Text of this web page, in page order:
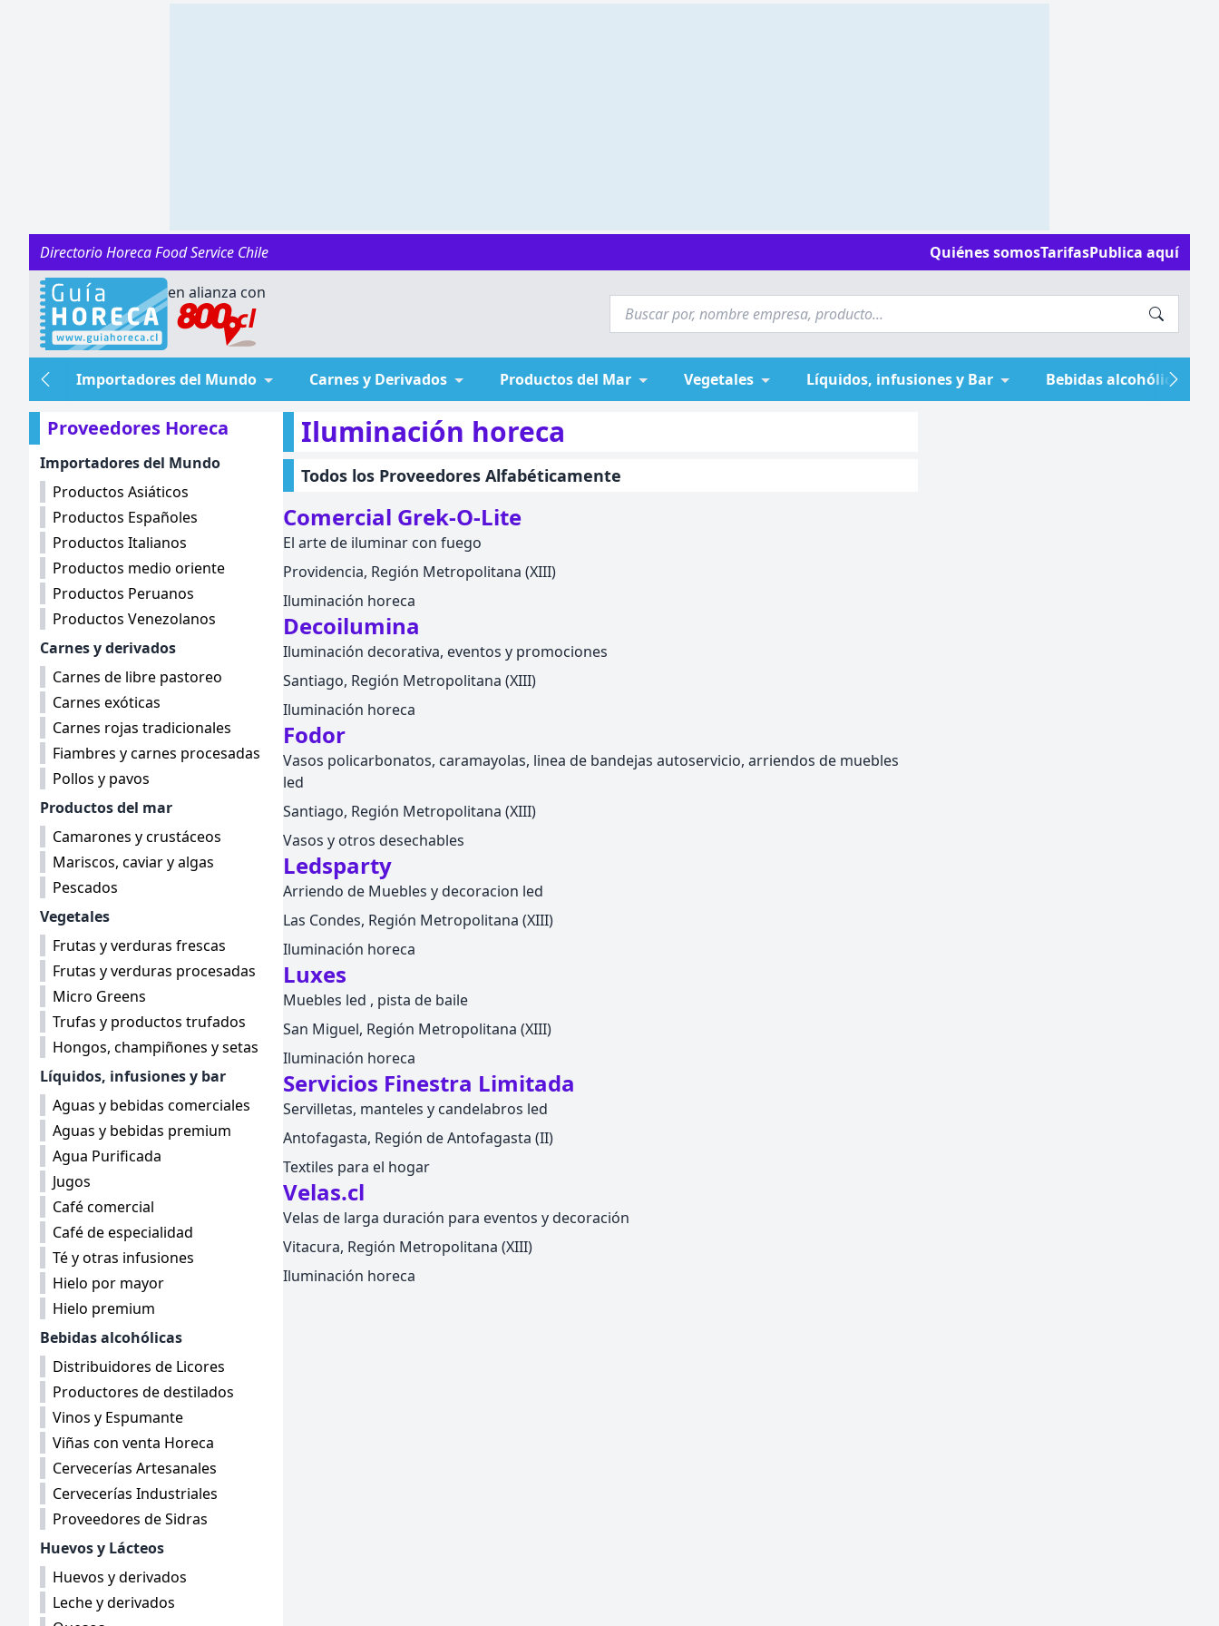
Directorio Horeca Food Service Chile Quiénes somosTarifasPublica aquí
en alianza con
Importadores del Mundo Carnes y Derivados Productos del Mar Vegetales Líquidos, infusiones y Bar Bebidas alcohólicas
Proveedores Horeca
Importadores del Mundo
Productos Asiáticos
Productos Españoles
Productos Italianos
Productos medio oriente
Productos Peruanos
Productos Venezolanos
Carnes y derivados
Carnes de libre pastoreo
Carnes exóticas
Carnes rojas tradicionales
Fiambres y carnes procesadas
Pollos y pavos
Productos del mar
Camarones y crustáceos
Mariscos, caviar y algas
Pescados
Vegetales
Frutas y verduras frescas
Frutas y verduras procesadas
Micro Greens
Trufas y productos trufados
Hongos, champiñones y setas
Líquidos, infusiones y bar
Aguas y bebidas comerciales
Aguas y bebidas premium
Agua Purificada
Jugos
Café comercial
Café de especialidad
Té y otras infusiones
Hielo por mayor
Hielo premium
Bebidas alcohólicas
Distribuidores de Licores
Productores de destilados
Vinos y Espumante
Viñas con venta Horeca
Cervecerías Artesanales
Cervecerías Industriales
Proveedores de Sidras
Huevos y Lácteos
Huevos y derivados
Leche y derivados
Iluminación horeca
Todos los Proveedores Alfabéticamente
Comercial Grek-O-Lite
El arte de iluminar con fuego
Providencia, Región Metropolitana (XIII)
Iluminación horeca
Decoilumina
Iluminación decorativa, eventos y promociones
Santiago, Región Metropolitana (XIII)
Iluminación horeca
Fodor
Vasos policarbonatos, caramayolas, linea de bandejas autoservicio, arriendos de muebles
led
Santiago, Región Metropolitana (XIII)
Vasos y otros desechables
Ledsparty
Arriendo de Muebles y decoracion led
Las Condes, Región Metropolitana (XIII)
Iluminación horeca
Luxes
Muebles led , pista de baile
San Miguel, Región Metropolitana (XIII)
Iluminación horeca
Servicios Finestra Limitada
Servilletas, manteles y candelabros led
Antofagasta, Región de Antofagasta (II)
Textiles para el hogar
Velas.cl
Velas de larga duración para eventos y decoración
Vitacura, Región Metropolitana (XIII)
Iluminación horeca